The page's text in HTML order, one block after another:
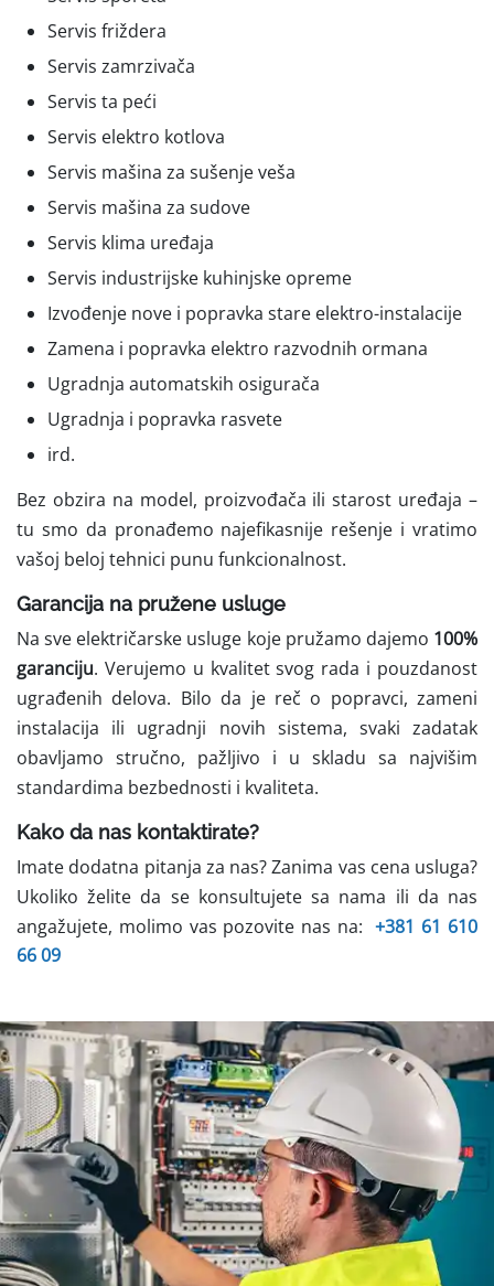
Servis friždera
Servis zamrzivača
Servis ta peći
Servis elektro kotlova
Servis mašina za sušenje veša
Servis mašina za sudove
Servis klima uređaja
Servis industrijske kuhinjske opreme
Izvođenje nove i popravka stare elektro-instalacije
Zamena i popravka elektro razvodnih ormana
Ugradnja automatskih osigurača
Ugradnja i popravka rasvete
ird.
Bez obzira na model, proizvođača ili starost uređaja –
tu smo da pronađemo najefikasnije rešenje i vratimo
vašoj beloj tehnici punu funkcionalnost.
Garancija na pružene usluge
Na sve električarske usluge koje pružamo dajemo 100%
garanciju. Verujemo u kvalitet svog rada i pouzdanost
ugrađenih delova. Bilo da je reč o popravci, zameni
instalacija ili ugradnji novih sistema, svaki zadatak
obavljamo stručno, pažljivo i u skladu sa najvišim
standardima bezbednosti i kvaliteta.
Kako da nas kontaktirate?
Imate dodatna pitanja za nas? Zanima vas cena usluga?
Ukoliko želite da se konsultujete sa nama ili da nas
angažujete, molimo vas pozovite nas na: +381 61 610
66 09